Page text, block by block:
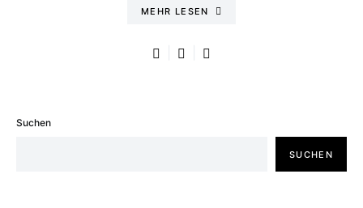
MEHR LESEN
Suchen
SUCHEN